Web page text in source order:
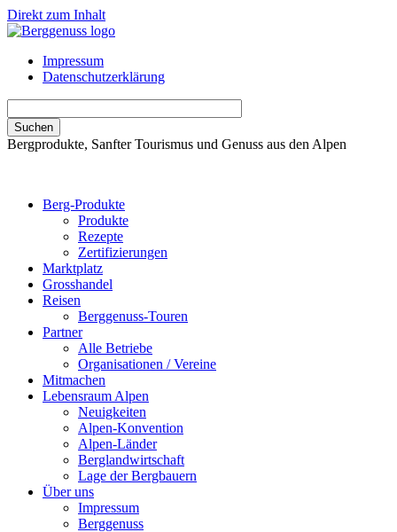
Direkt zum Inhalt
Impressum
Datenschutzerklärung
Bergprodukte, Sanfter Tourismus und Genuss aus den Alpen
Berg-Produkte
Produkte
Rezepte
Zertifizierungen
Marktplatz
Grosshandel
Reisen
Berggenuss-Touren
Partner
Alle Betriebe
Organisationen / Vereine
Mitmachen
Lebensraum Alpen
Neuigkeiten
Alpen-Konvention
Alpen-Länder
Berglandwirtschaft
Lage der Bergbauern
Über uns
Impressum
Berggenuss